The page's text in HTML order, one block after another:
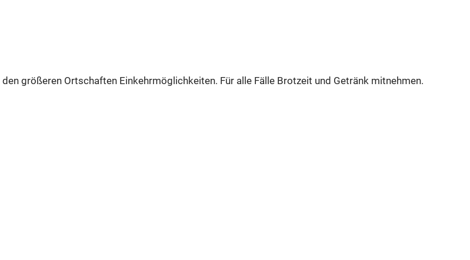
größeren Ortschaften Einkehrmöglichkeiten. Für alle Fälle Brotzeit und Getränk mitnehmen.